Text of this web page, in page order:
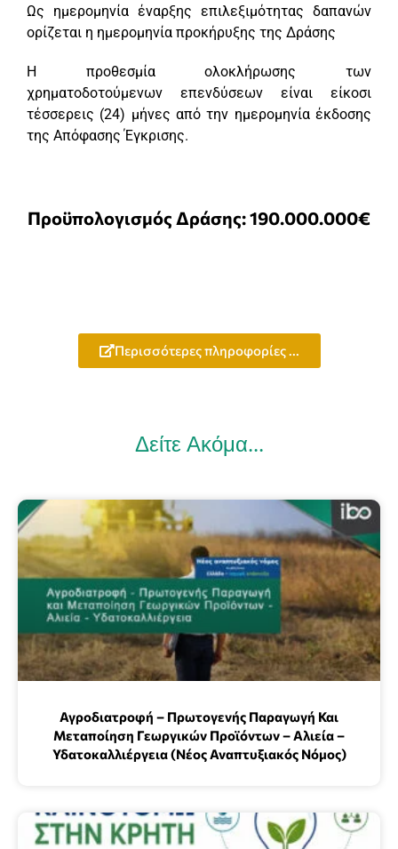
Ως ημερομηνία έναρξης επιλεξιμότητας δαπανών
ορίζεται η ημερομηνία προκήρυξης της Δράσης
Η προθεσμία ολοκλήρωσης των
χρηματοδοτούμενων επενδύσεων είναι είκοσι
τέσσερεις (24) μήνες από την ημερομηνία έκδοσης
της Απόφασης Έγκρισης.
Προϋπολογισμός Δράσης: 190.000.000€
Περισσότερες πληροφορίες ...
Δείτε Ακόμα...
Αγροδιατροφή – Πρωτογενής Παραγωγή Και
Μεταποίηση Γεωργικών Προϊόντων – Αλιεία –
Υδατοκαλλιέργεια (Νέος Αναπτυξιακός Νόμος)